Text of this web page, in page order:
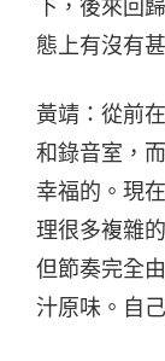
下，後來回
態上有沒有
黃靖：從前
和錄音室，
幸福的。現
理很多複雜
但節奏完全
汁原味。自